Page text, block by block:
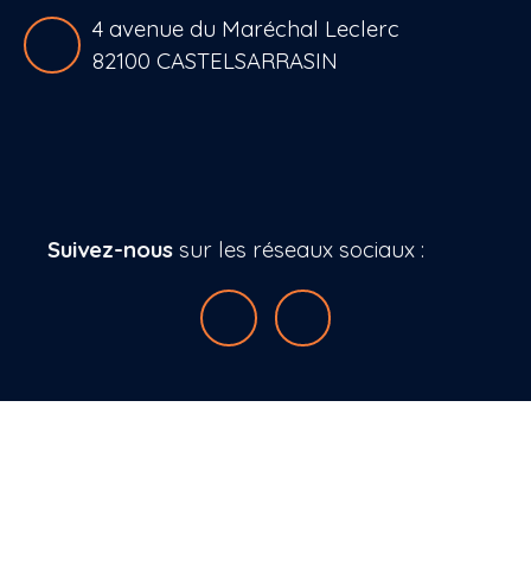
4 avenue du Maréchal Leclerc
82100 CASTELSARRASIN
Suivez-nous sur les réseaux sociaux :